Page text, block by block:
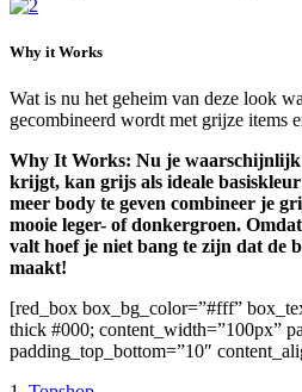
Why it Works
Wat is nu het geheim van deze look
gecombineerd wordt met grijze items
Why It Works: Nu je waarschijnlijk
krijgt, kan grijs als ideale basiskleur
meer body te geven combineer je
mooie leger- of donkergroen.
valt hoef je niet bang te zijn dat de
maakt!
[red_box box_bg_color=”#fff”
thick #000; content_width=”100px”
padding_top_bottom=”10″